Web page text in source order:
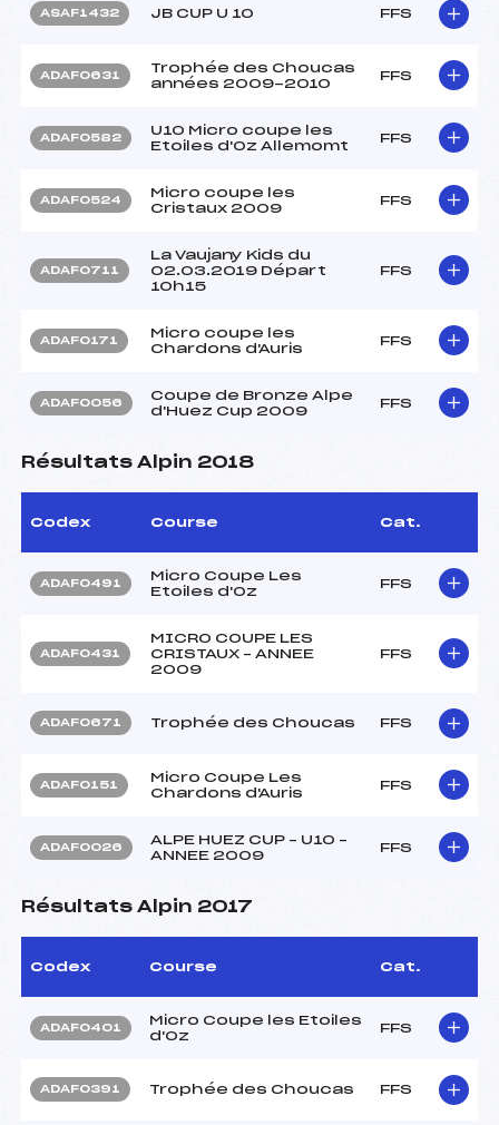
ASAF1432 JB CUP U 10 FFS
ADAF0631
Trophée des Choucas
années 2009-2010
FFS
ADAF0582
U10 Micro coupe les
Etoiles d'Oz Allemomt
FFS
ADAF0524
Micro coupe les
Cristaux 2009
FFS
ADAF0711
La Vaujany Kids du
02.03.2019 Départ
10h15
FFS
ADAF0171
Micro coupe les
Chardons d'Auris
FFS
ADAF0056
Coupe de Bronze Alpe
d'Huez Cup 2009
FFS
Résultats Alpin 2018
Codex Course Cat.
ADAF0491
Micro Coupe Les
Etoiles d'Oz
FFS
ADAF0431
MICRO COUPE LES
CRISTAUX – ANNEE
2009
FFS
ADAF0671 Trophée des Choucas FFS
ADAF0151
Micro Coupe Les
Chardons d'Auris
FFS
ADAF0026
ALPE HUEZ CUP – U10 –
ANNEE 2009
FFS
Résultats Alpin 2017
Codex Course Cat.
ADAF0401
Micro Coupe les Etoiles
d'Oz
FFS
ADAF0391 Trophée des Choucas FFS